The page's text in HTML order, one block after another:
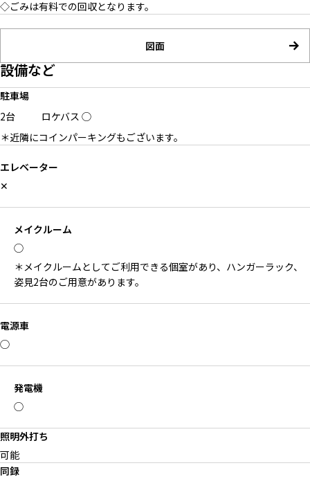
◇ごみは有料での回収となります。
図面
設備など
駐車場
2台
ロケバス ◯
＊近隣にコインパーキングもございます。
エレベーター
✕
メイクルーム
◯
＊メイクルームとしてご利用できる個室があり、ハンガーラック、
姿見2台のご用意があります。
電源車
◯
発電機
◯
照明外打ち
可能
同録